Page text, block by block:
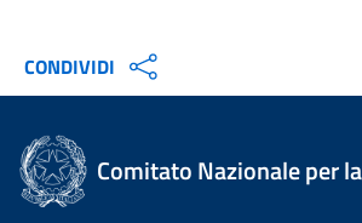
CONDIVIDI
Comitato Nazionale per